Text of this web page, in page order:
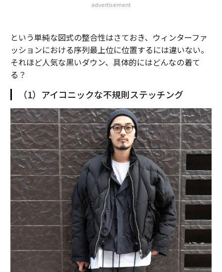
advertisement
という単純な図式の整合性はさておき、ウィンターファ
ッションにおける序列最上位に位置するには違いない。
それほど人気な黒いダウン、具体的にはどんなの着て
る？
（1）アイコニックな不規則ステッチング